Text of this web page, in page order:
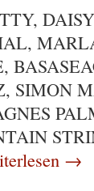
SIMON
→